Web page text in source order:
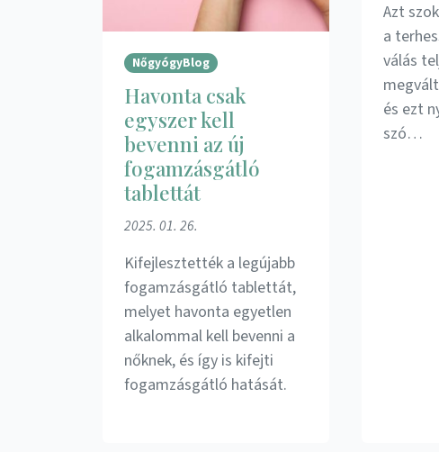
NőgyógyBlog
Havonta csak
egyszer kell
bevenni az új
fogamzásgátló
tablettát
2025. 01. 26.
Kifejlesztették a legújabb
fogamzásgátló tablettát,
melyet havonta egyetlen
alkalommal kell bevenni a
nőknek, és így is kifejti
fogamzásgátló hatását.
Azt
a
válás
és ezt
szó…